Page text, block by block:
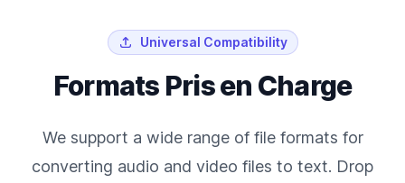
Universal Compatibility
Formats Pris en Charge
We support a wide range of file formats for
converting audio and video files to text. Drop